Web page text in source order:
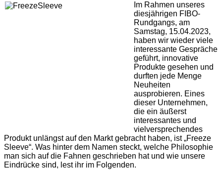
Im Rahmen unseres
diesjährigen FIBO-
Rundgangs, am
Samstag, 15.04.2023,
haben wir wieder viele
interessante Gespräche
geführt, innovative
Produkte gesehen und
durften jede Menge
Neuheiten
ausprobieren. Eines
dieser Unternehmen,
die ein äußerst
interessantes und
vielversprechendes
Produkt unlängst auf den Markt gebracht haben, ist „Freeze
Sleeve“. Was hinter dem Namen steckt, welche Philosophie
man sich auf die Fahnen geschrieben hat und wie unsere
Eindrücke sind, lest ihr im Folgenden.